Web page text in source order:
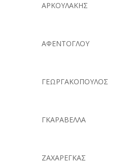
ΑΡΚΟΥΛΑΚΗΣ
ΑΦΕΝΤΟΓΛΟΥ
ΓΕΩΡΓΑΚΟΠΟΥΛΟΣ
ΓΚΑΡΑΒΕΛΛΑ
ΖΑΧΑΡΕΓΚΑΣ